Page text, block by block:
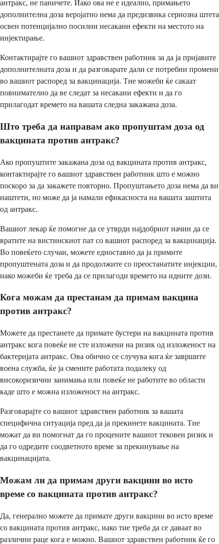
антракс, не паничете. Иако ова не е идеално, примањето
дополнителна доза веројатно нема да предизвика сериозна штета
освен потенцијално посилни несакани ефекти на местото на
инјектирање.
Контактирајте го вашиот здравствен работник за да ја пријавите
дополнителната доза и да разговарате дали се потребни промени
во вашиот распоред за вакцинација. Тие можеби ќе сакаат
повнимателно да ве следат за несакани ефекти и да го
прилагодат времето на вашата следна закажана доза.
Што треба да направам ако пропуштам доза од
вакцината против антракс?
Ако пропуштите закажана доза од вакцината против антракс,
контактирајте го вашиот здравствен работник што е можно
поскоро за да закажете повторно. Пропуштањето доза нема да ви
наштети, но може да ја намали ефикасноста на вашата заштита
од антракс.
Вашиот лекар ќе помогне да се утврди најдобриот начин да се
вратите на вистинскиот пат со вашиот распоред за вакцинација.
Во повеќето случаи, можете едноставно да ја примите
пропуштената доза и да продолжите со преостанатите инјекции,
иако можеби ќе треба да се прилагоди времето на идните дози.
Кога можам да престанам да примам вакцина
против антракс?
Можете да престанете да примате бустери на вакцината против
антракс кога повеќе не сте изложени на ризик од изложеност на
бактеријата антракс. Ова обично се случува кога ќе завршите
воена служба, ќе ја смените работата подалеку од
високоризични занимања или повеќе не работите во области
каде што е можна изложеност на антракс.
Разговарајте со вашиот здравствен работник за вашата
специфична ситуација пред да ја прекинете вакцината. Тие
можат да ви помогнат да го процените вашиот тековен ризик и
да го одредите соодветното време за прекинување на
вакцинацијата.
Можам ли да примам други вакцини во исто
време со вакцината против антракс?
Да, генерално можете да примате други вакцини во исто време
со вакцината против антракс, иако тие треба да се даваат во
различни раце кога е можно. Вашиот здравствен работник ќе го